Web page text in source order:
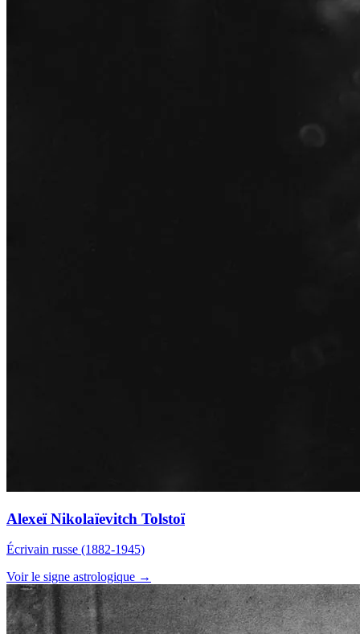
Alexeï Nikolaïevitch Tolstoï
Écrivain russe (1882-1945)
Voir le signe astrologique →